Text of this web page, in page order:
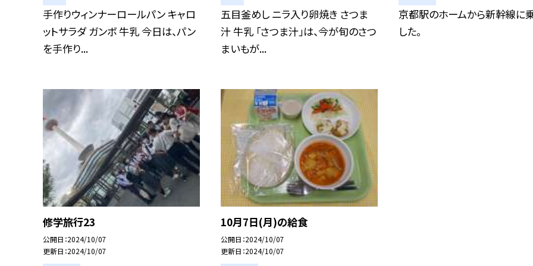
手作りウィンナーロールパン キャロ
ットサラダ ガンボ 牛乳 今日は、パン
を手作り...
五目釜めし ニラ入り卵焼き さつま
汁 牛乳 「さつま汁」は、今が旬のさつ
まいもが...
京都駅のホームから新幹線に
した。
修学旅行23
公開日 2024/10/07
更新日 2024/10/07
10月7日(月)の給食
公開日 2024/10/07
更新日 2024/10/07